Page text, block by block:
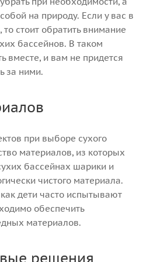
на природу. Если у вас в
стоит обратить внимание
бассейнов. В таком
вместе, и вам не придется
за ними.
при выборе сухого
материалов, из которых
бассейнах шарики и
чистого материала.
дети часто испытывают
обеспечить
материалов.